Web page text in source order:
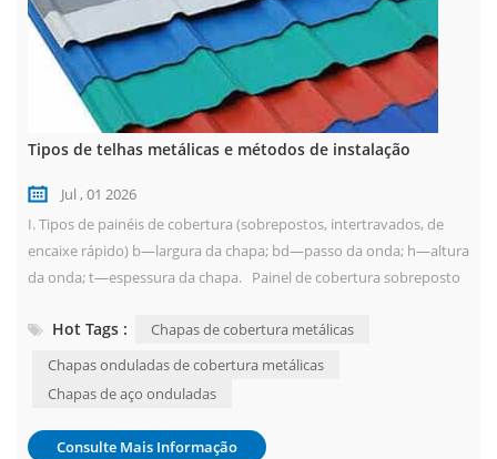
Tipos de telhas metálicas e métodos de instalação
Jul , 01 2026
I. Tipos de painéis de cobertura (sobrepostos, intertravados, de
encaixe rápido) b—largura da chapa; bd—passo da onda; h—altura
da onda; t—espessura da chapa. Painel de cobertura sobreposto
intertravado de 180° Painel de cobertura intertravado de 360° II.
Estruturas típicas de conexão: (parafusos autoatarraxantes, tipo
intertravado, tipo...
Hot Tags :
Chapas de cobertura metálicas
Chapas onduladas de cobertura metálicas
Chapas de aço onduladas
Consulte Mais Informação